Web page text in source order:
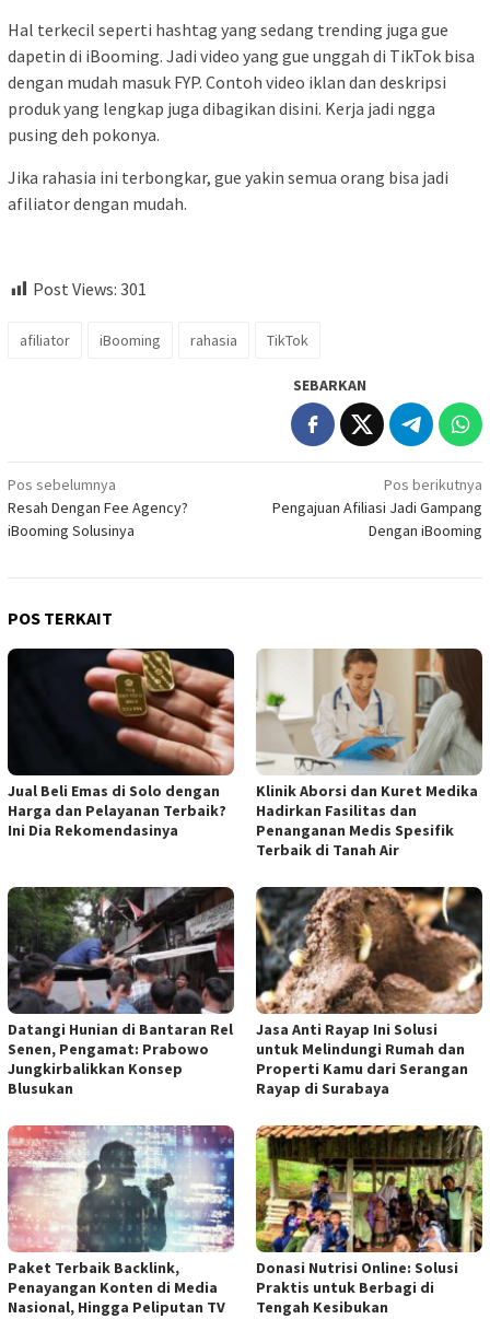
Hal terkecil seperti hashtag yang sedang trending juga gue
dapetin di iBooming. Jadi video yang gue unggah di TikTok bisa
dengan mudah masuk FYP. Contoh video iklan dan deskripsi
produk yang lengkap juga dibagikan disini. Kerja jadi ngga
pusing deh pokonya.
Jika rahasia ini terbongkar, gue yakin semua orang bisa jadi
afiliator dengan mudah.
Post Views: 301
afiliator iBooming rahasia TikTok
SEBARKAN
Navigasi
pos
Pos sebelumnya
Resah Dengan Fee Agency?
iBooming Solusinya
Pos berikutnya
Pengajuan Afiliasi Jadi Gampang
Dengan iBooming
POS TERKAIT
Jual Beli Emas di Solo dengan
Harga dan Pelayanan Terbaik?
Ini Dia Rekomendasinya
Klinik Aborsi dan Kuret Medika
Hadirkan Fasilitas dan
Penanganan Medis Spesifik
Terbaik di Tanah Air
Datangi Hunian di Bantaran Rel
Senen, Pengamat: Prabowo
Jungkirbalikkan Konsep
Blusukan
Jasa Anti Rayap Ini Solusi
untuk Melindungi Rumah dan
Properti Kamu dari Serangan
Rayap di Surabaya
Paket Terbaik Backlink,
Penayangan Konten di Media
Nasional, Hingga Peliputan TV
Donasi Nutrisi Online: Solusi
Praktis untuk Berbagi di
Tengah Kesibukan